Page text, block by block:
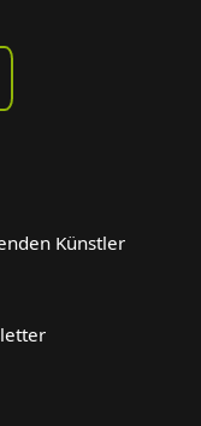
Künstler